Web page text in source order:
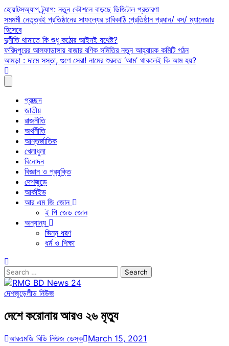
Skip
to
content
হোয়াটসঅ্যাপ ট্র্যাপ: নতুন কৌশলে বাড়ছে ডিজিটাল প্রতারণা
সমমর্মী নেতৃত্বই প্রতিষ্ঠানের সাফল্যের চাবিকাঠি :প্রতিষ্ঠান প্রধান/ বস/ ম্যানেজার
হিসেবে
দুর্নীতি থামাতে কি শুধু কঠোর আইনই যথেষ্ট?
ফরিদপুরের আলফাডাঙ্গায় বাজার বণিক সমিতির নতুন আহ্বায়ক কমিটি গঠন
আমড়া : দামে সস্তা, গুণে সেরা! নামের শুরুতে ‘আম’ থাকলেই কি আম হয়?
প্রচ্ছদ
জাতীয়
রাজনীতি
অর্থনীতি
আন্তর্জাতিক
খেলাধুলা
বিনোদন
বিজ্ঞান ও প্রযুক্তি
দেশজুড়ে
আর্কাইভ
আর এম জি জোন
ই পি জেড জোন
অন্যান্য
ভিন্ন ধরণ
ধর্ম ও শিক্ষা
Search
for:
দেশজুড়েলীড নিউজ
দেশে করোনায় আরও ২৬ মৃত্যু
আরএমজি বিডি নিউজ ডেস্ক March 15, 2021